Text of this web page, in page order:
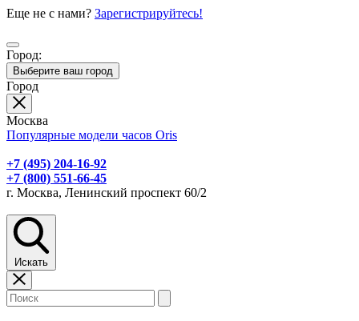
Еще не с нами? Зарегистрируйтесь!
Город:
Выберите ваш город
Город
Москва
Популярные модели часов Oris
+7 (495) 204-16-92
+7 (800) 551-66-45
г. Москва, Ленинский проспект 60/2
Искать